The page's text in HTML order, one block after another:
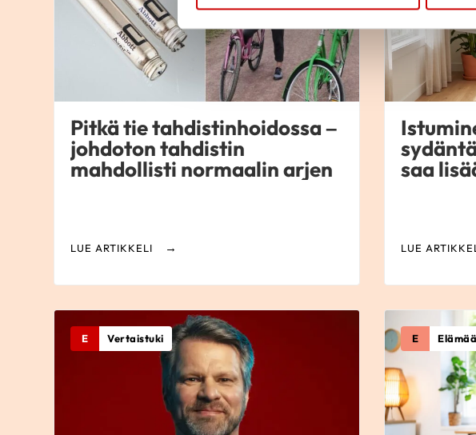
Pitkä tie tahdistinhoidossa –
johdoton tahdistin
mahdollisti normaalin arjen
LUE ARTIKKELI
saa
LUE
E Vertaistuki E